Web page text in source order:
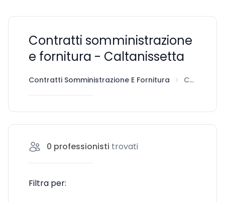
Contratti somministrazione
e fornitura - Caltanissetta
Contratti Somministrazione E Fornitura Caltanissetta
0 professionisti trovati
Filtra per: